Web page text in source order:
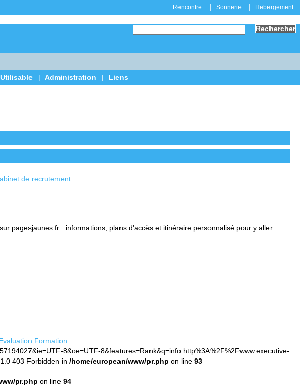
Rencontre Sonnerie Hebergement
Administration Liens
de recrutement
pagesjaunes.fr : informations, plans d'accès et itinéraire personnalisé pour y aller.
Formation
8&oe=UTF-8&features=Rank&q=info:http%3A%2F%2Fwww.executive-
403 Forbidden in /home/european/www/pr.php on line 93
pr.php on line 94